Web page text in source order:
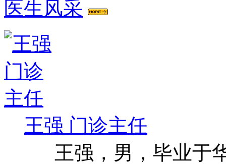
医生风采
王强 门诊主任
王强，男，毕业于